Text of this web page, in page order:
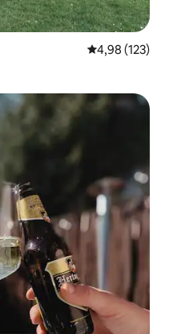
4,98 ud af 5 i
4,98 (123)